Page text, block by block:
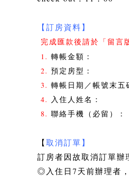
【訂房資料】
完成匯款後請於「留言
1. 轉帳金額：
2. 預定房型：
3. 轉帳日期／帳號末五
4.
入住人姓名：
8. 聯絡手機（必留）：
【取消訂單】
訂房者因故取消訂單
◎入住日7天前辦理者